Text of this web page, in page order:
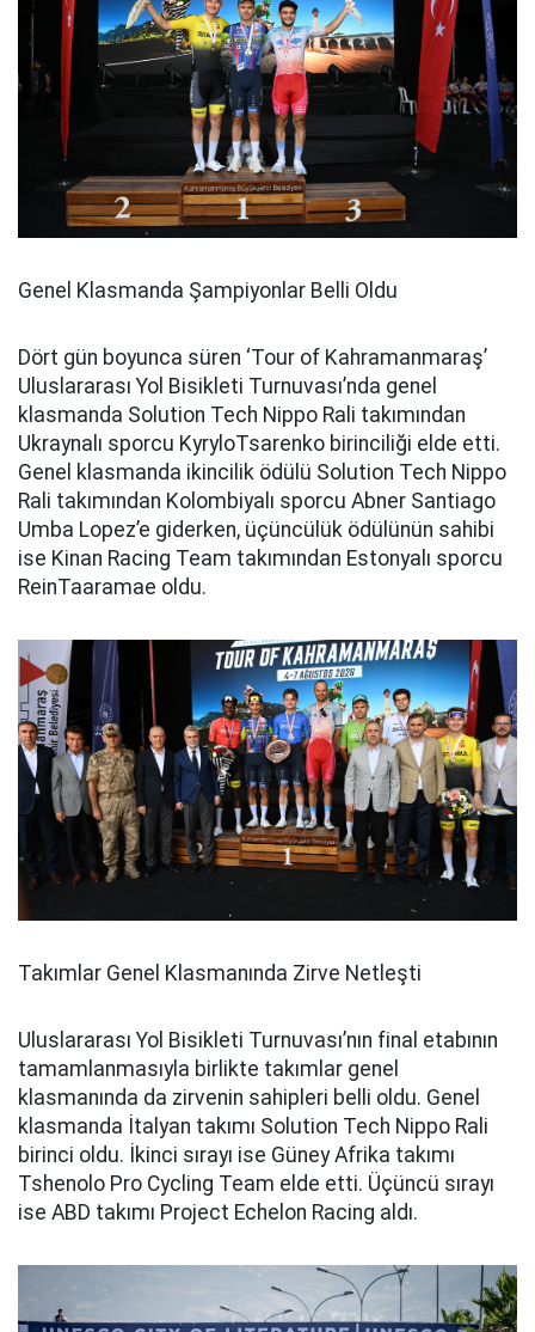
Genel Klasmanda Şampiyonlar Belli Oldu
Dört gün boyunca süren ‘Tour of Kahramanmaraş’
Uluslararası Yol Bisikleti Turnuvası’nda genel
klasmanda Solution Tech Nippo Rali takımından
Ukraynalı sporcu KyryloTsarenko birinciliği elde etti.
Genel klasmanda ikincilik ödülü Solution Tech Nippo
Rali takımından Kolombiyalı sporcu Abner Santiago
Umba Lopez’e giderken, üçüncülük ödülünün sahibi
ise Kinan Racing Team takımından Estonyalı sporcu
ReinTaaramae oldu.
Takımlar Genel Klasmanında Zirve Netleşti
Uluslararası Yol Bisikleti Turnuvası’nın final etabının
tamamlanmasıyla birlikte takımlar genel
klasmanında da zirvenin sahipleri belli oldu. Genel
klasmanda İtalyan takımı Solution Tech Nippo Rali
birinci oldu. İkinci sırayı ise Güney Afrika takımı
Tshenolo Pro Cycling Team elde etti. Üçüncü sırayı
ise ABD takımı Project Echelon Racing aldı.